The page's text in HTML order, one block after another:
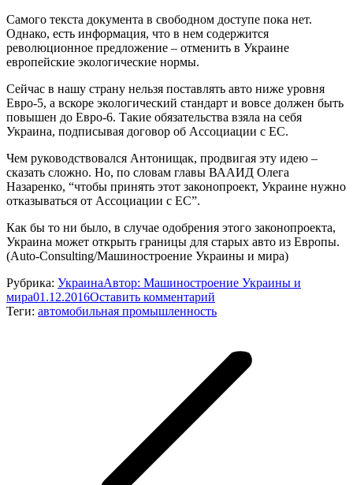
Самого текста документа в свободном доступе пока нет.
Однако, есть информация, что в нем содержится
революционное предложение – отменить в Украине
европейские экологические нормы.
Сейчас в нашу страну нельзя поставлять авто ниже уровня
Евро-5, а вскоре экологический стандарт и вовсе должен быть
повышен до Евро-6. Такие обязательства взяла на себя
Украина, подписывая договор об Ассоциации с ЕС.
Чем руководствовался Антонищак, продвигая эту идею –
сказать сложно. Но, по словам главы ВААИД Олега
Назаренко, “чтобы принять этот законопроект, Украине нужно
отказываться от Ассоциации с ЕС”.
Как бы то ни было, в случае одобрения этого законопроекта,
Украина может открыть границы для старых авто из Европы.
(Auto-Consulting/Машиностроение Украины и мира)
Рубрика: УкраинаАвтор: Машиностроение Украины и
мира01.12.2016Оставить комментарий
Теги: автомобильная промышленность